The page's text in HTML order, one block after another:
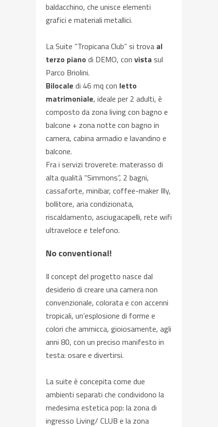
baldacchino, che unisce elementi
grafici e materiali metallici.
La Suite “Tropicana Club” si trova al
terzo piano di DEMO, con vista sul
Parco Briolini.
Bilocale di 46 mq con letto
matrimoniale, ideale per 2 adulti, è
composto da zona living con bagno e
balcone + zona notte con bagno in
camera, cabina armadio e lavandino e
balcone.
Fra i servizi troverete: materasso di
alta qualità “Simmons”, 2 bagni,
cassaforte, minibar, coffee-maker Illy,
bollitore, aria condizionata,
riscaldamento, asciugacapelli, rete wifi
ultraveloce e telefono.
No conventional!
Il concept del progetto nasce dal
desiderio di creare una camera non
convenzionale, colorata e con accenni
tropicali, un’esplosione di forme e
colori che ammicca, gioiosamente, agli
anni 80, con un preciso manifesto in
testa: osare e divertirsi.
La suite è concepita come due
ambienti separati che condividono la
medesima estetica pop: la zona di
ingresso Living/ CLUB e la zona